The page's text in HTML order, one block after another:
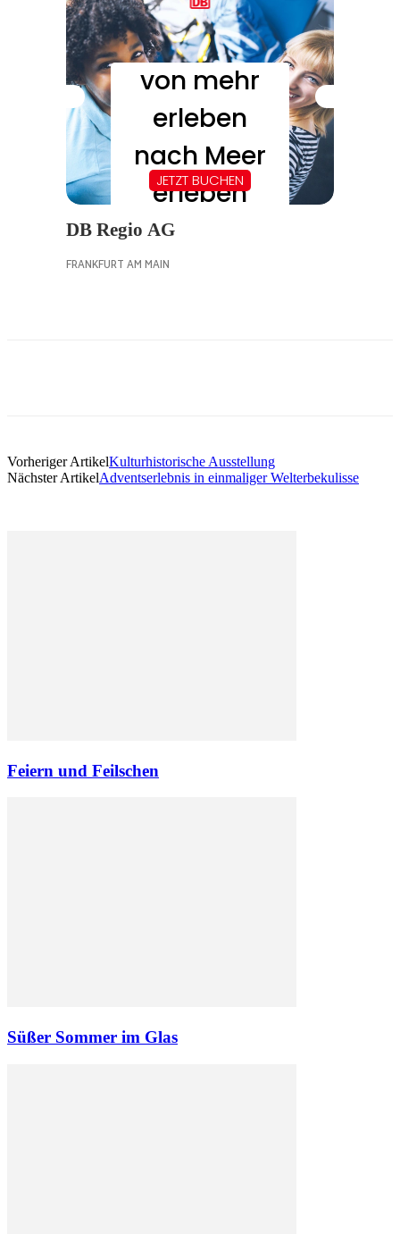
Vorheriger ArtikelKulturhistorische Ausstellung
Nächster ArtikelAdventserlebnis in einmaliger Welterbekulisse
Feiern und Feilschen
Süßer Sommer im Glas